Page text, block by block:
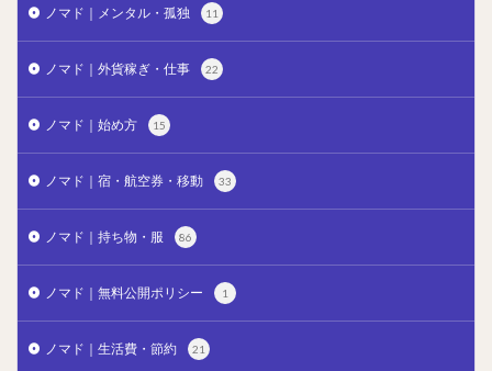
ノマド｜メンタル・孤独 11
ノマド｜外貨稼ぎ・仕事 22
ノマド｜始め方 15
ノマド｜宿・航空券・移動 33
ノマド｜持ち物・服 86
ノマド｜無料公開ポリシー 1
ノマド｜生活費・節約 21